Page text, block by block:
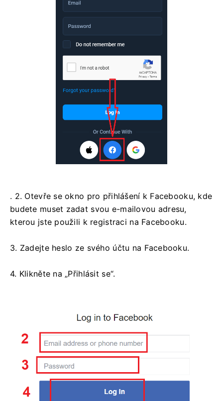
. 2. Otevře se okno pro přihlášení k Facebooku, kde
budete muset zadat svou e-mailovou adresu,
kterou jste použili k registraci na Facebooku.
3. Zadejte heslo ze svého účtu na Facebooku.
4. Klikněte na „Přihlásit se“.